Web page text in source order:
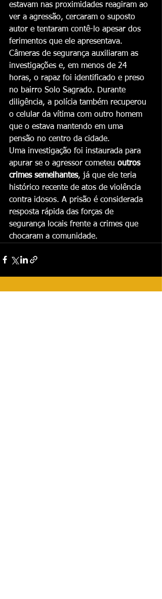
estavam nas proximidades reagiram ao
ver a agressão, cercaram o suposto
autor e tentaram contê-lo apesar dos
ferimentos que ele apresentava.
Câmeras de segurança auxiliaram as
investigações e, em menos de 24
horas, o rapaz foi identificado e preso
no bairro Solo Sagrado. Durante
diligência, a polícia também recuperou
o celular da vítima com outro homem
que o estava mantendo em uma
pensão no centro da cidade.
Uma investigação foi instaurada para
apurar se o agressor cometeu outros
crimes semelhantes, já que ele teria
histórico recente de atos de violência
contra idosos. A prisão é considerada
resposta rápida das forças de
segurança locais frente a crimes que
chocaram a comunidade.